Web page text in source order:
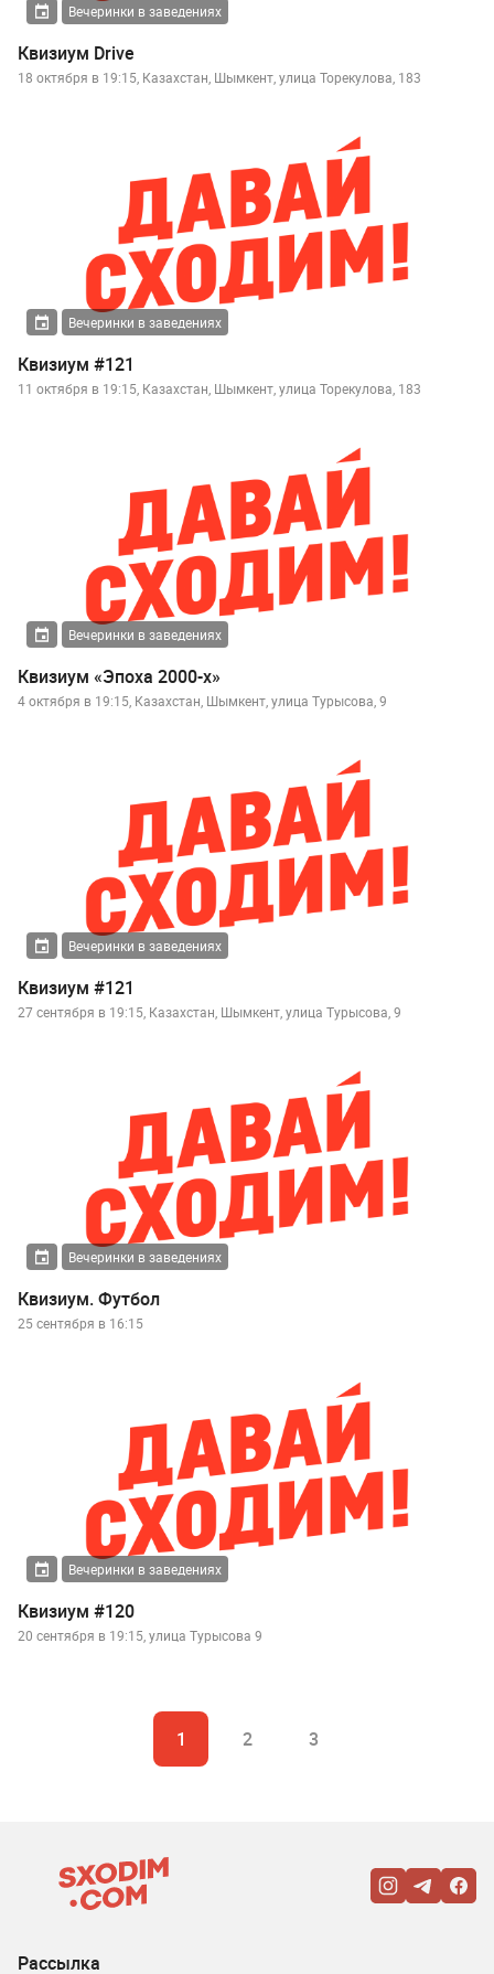
Вечеринки в заведениях
Квизиум Drive
18 октября в 19:15, Казахстан, Шымкент, улица Торекулова, 183
Вечеринки в заведениях
Квизиум #121
11 октября в 19:15, Казахстан, Шымкент, улица Торекулова, 183
Вечеринки в заведениях
Квизиум «Эпоха 2000-х»
4 октября в 19:15, Казахстан, Шымкент, улица Турысова, 9
Вечеринки в заведениях
Квизиум #121
27 сентября в 19:15, Казахстан, Шымкент, улица Турысова, 9
Вечеринки в заведениях
Квизиум. Футбол
25 сентября в 16:15
Вечеринки в заведениях
Квизиум #120
20 сентября в 19:15, улица Турысова 9
1 2 3
Рассылка